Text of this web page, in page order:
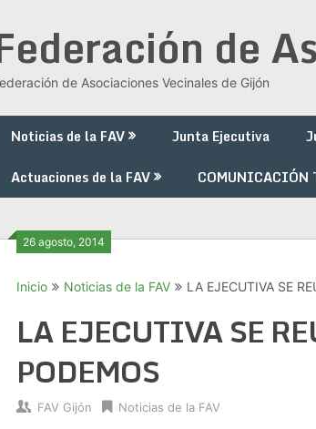
de
de Asociaciones Vecinales de Gijón
Noticias de la FAV Junta Ejecutiva
Actuaciones de la FAV
COMUNICACIÓN
26 agosto, 2014
Inicio Noticias de la FAV LA EJECUTIVA SE
LA EJECUTIVA SE
PODEMOS
FAV Gijón Noticias de la FAV